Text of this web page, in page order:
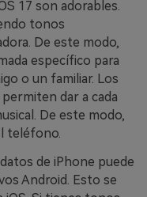
17 son adorables.
tonos
De este modo,
específico para
o un familiar. Los
dar a cada
De este modo,
teléfono.
de iPhone puede
Android. Esto se